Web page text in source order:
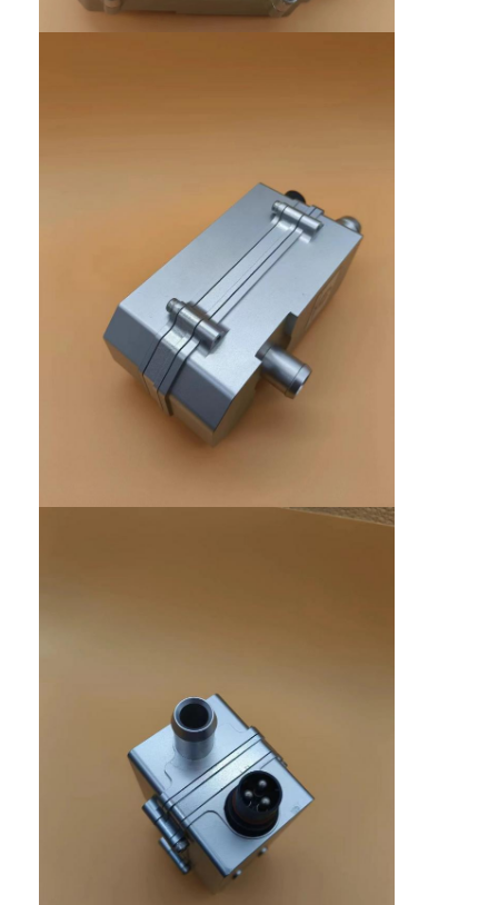
Produits
Demande de soumission
Appareils de chauffage pour moteur automobile
Préchauffage du moteur électrique
Préchauffage du liquide de refroidissement du moteur
Appareils de chauffage de réservoirs d'huile
Cable de chauffage du moteur
Bougies de chauffage du moteur